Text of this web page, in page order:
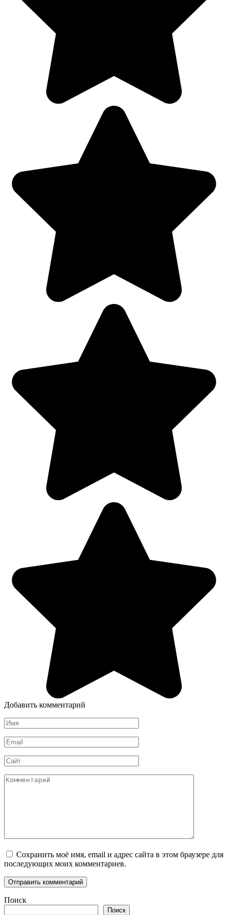
Добавить комментарий
Имя
*
Email
*
Сайт
Комментарий
Сохранить моё имя, email и адрес сайта в этом браузере для
последующих моих комментариев.
Поиск
Поиск